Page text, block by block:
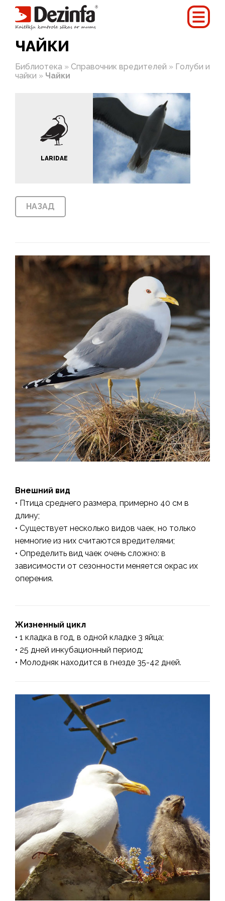
ЧАЙКИ
Библиотека » Справочник вредителей » Голуби и
чайки » Чайки
LARIDAE
НАЗАД
Внешний вид
• Птица среднего размера, примерно 40 см в
длину;
• Существует несколько видов чаек, но только
немногие из них считаются вредителями;
• Определить вид чаек очень сложно: в
зависимости от сезонности меняется окрас их
оперения.
Жизненный цикл
• 1 кладка в год, в одной кладке 3 яйца;
• 25 дней инкубационный период;
• Молодняк находится в гнезде 35-42 дней.